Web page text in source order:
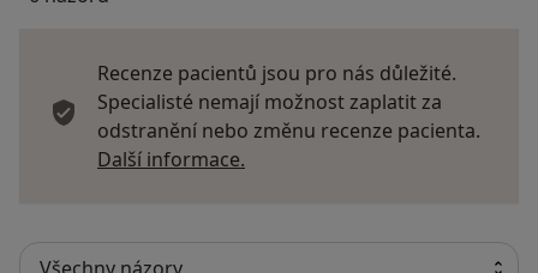
Recenze pacientů jsou pro nás důležité.
Specialisté nemají možnost zaplatit za
odstranění nebo změnu recenze pacienta.
Další informace.